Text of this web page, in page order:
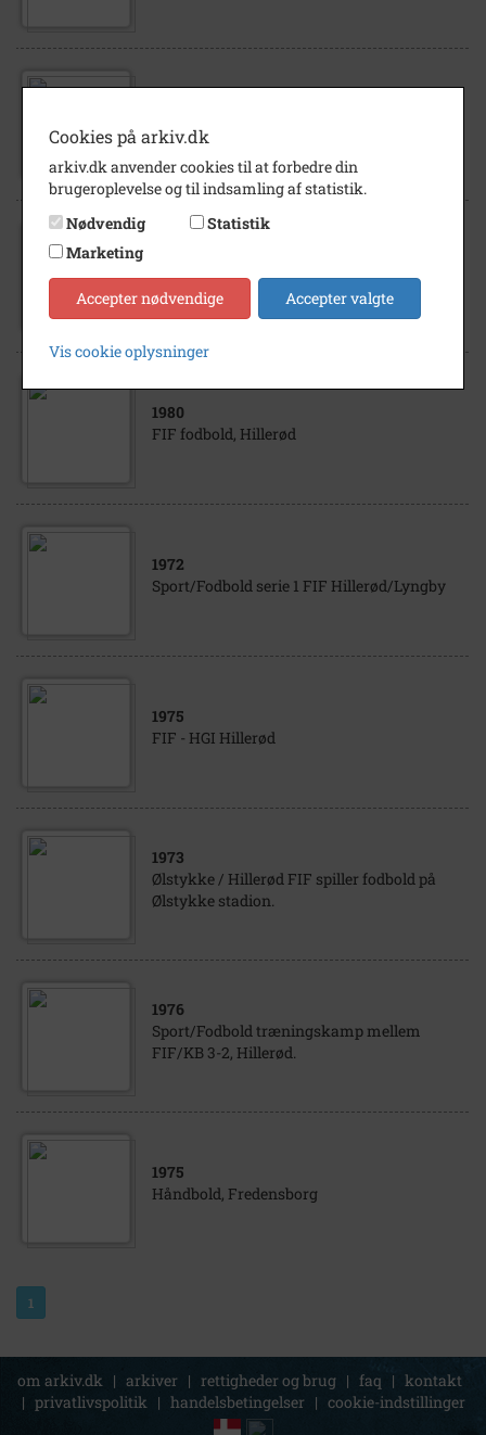
Hillerød. Målmand Niels Hagenau.
Fredensborg.
1980
FIF fodbold, Hillerød
1972
Sport/Fodbold serie 1 FIF Hillerød/Lyngby
1975
FIF - HGI Hillerød
1973
Ølstykke / Hillerød FIF spiller fodbold på
Ølstykke stadion.
1976
Sport/Fodbold træningskamp mellem
FIF/KB 3-2, Hillerød.
1975
Håndbold, Fredensborg
1
om arkiv.dk | arkiver | rettigheder og brug | faq | kontakt
| privatlivspolitik | handelsbetingelser | cookie-indstillinger
Cookies på arkiv.dk
arkiv.dk anvender cookies til at forbedre din
brugeroplevelse og til indsamling af statistik.
Nødvendig
Statistik
Marketing
Accepter nødvendige Accepter valgte
Vis cookie oplysninger